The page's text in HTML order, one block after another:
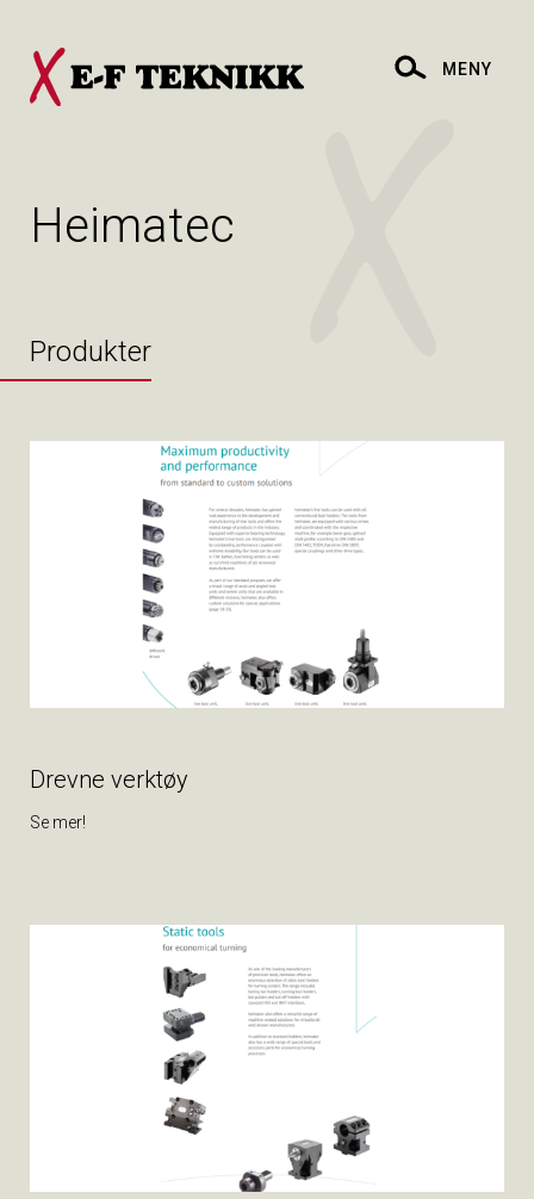
MENY
Heimatec
Produkter
Drevne verktøy
Se mer!